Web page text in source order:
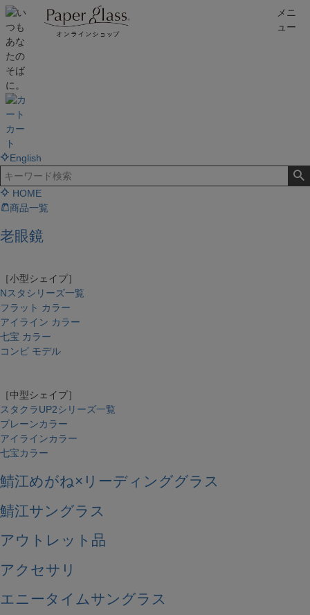
メニ
ュー
カー
ト
English
HOME
商品一覧
老眼鏡
［小型シェイプ］
Nスタシリーズ一覧
フラット カラー
アイライン カラー
七宝 カラー
コンビ モデル
［中型シェイプ］
スタクラUP2シリーズ一覧
プレーンカラー
アイラインカラー
七宝カラー
鯖江めがね×リーディンググラス
鯖江サングラス
アウトレット品
アクセサリ
エニータイムサングラス